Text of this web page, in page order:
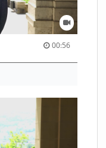
00:56